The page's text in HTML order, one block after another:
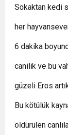
Sokaktan kedi
her
6 dakika
canilik ve bu
güzeli Eros
Bu kötülük
öldürülen